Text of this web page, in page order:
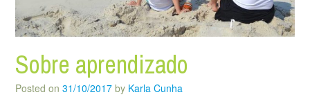
Sobre aprendizado
Posted on 31/10/2017 by Karla Cunha